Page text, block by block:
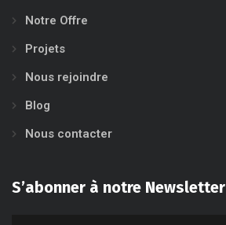
Notre Offre
Projets
Nous rejoindre
Blog
Nous contacter
S’abonner à notre Newsletter